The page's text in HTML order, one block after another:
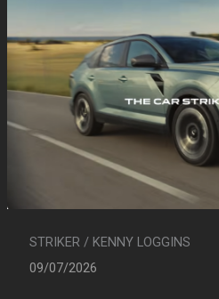
STRIKER / KENNY LOGGINS
09/07/2026